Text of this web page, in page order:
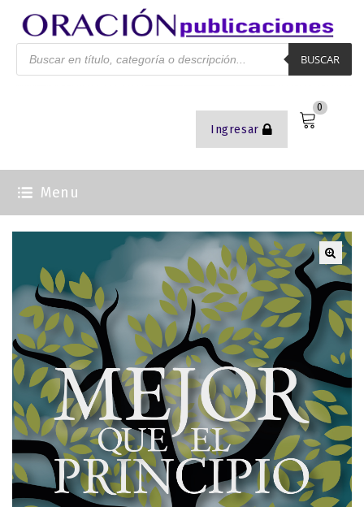
Ingresar
0
BUSCAR
Menu